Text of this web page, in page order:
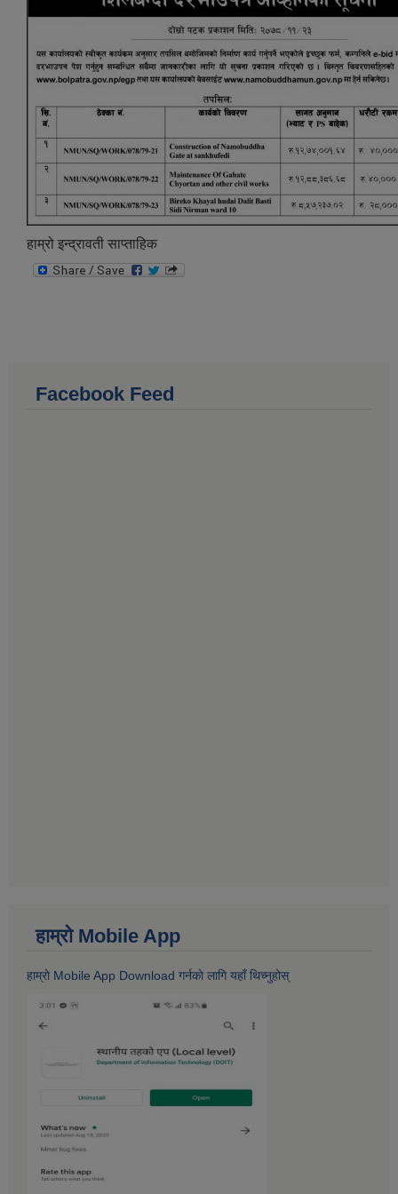
हाम्रो इन्द्रावती साप्ताहिक
Facebook Feed
हाम्राे Mobile App
हाम्राे Mobile App Download गर्नकाे लागि यहाँ थिच्नुहोस्‌